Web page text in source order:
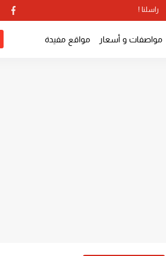
راسلنا !
مواصفات و أسعار مواقع مفيدة